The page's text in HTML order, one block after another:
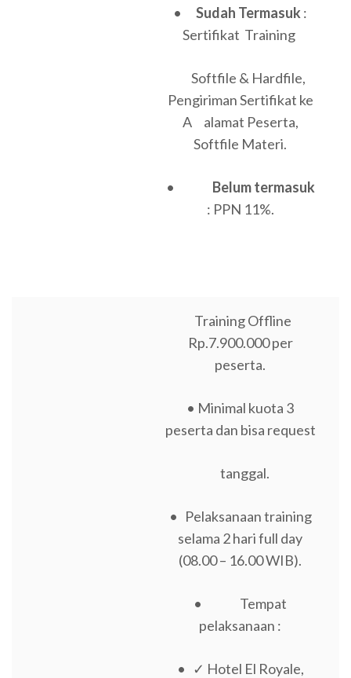
• Sudah Termasuk :
Sertifikat Training
Softfile & Hardfile,
Pengiriman Sertifikat ke
A alamat Peserta,
Softfile Materi.
• Belum termasuk
: PPN 11%.
Training Offline
Rp.7.900.000 per
peserta.
• Minimal kuota 3
peserta dan bisa request
tanggal.
• Pelaksanaan training
selama 2 hari full day
(08.00 – 16.00 WIB).
• Tempat
pelaksanaan :
• ✓ Hotel El Royale,